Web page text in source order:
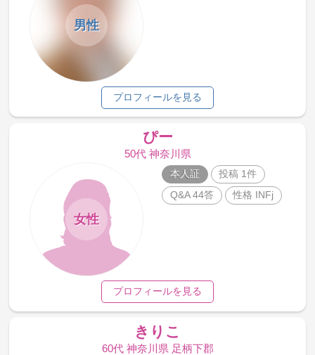
男性
プロフィールを見る
ぴー
50代 神奈川県
女性
本人証
投稿 1件
Q&A 44答
性格 INFj
プロフィールを見る
きりこ
60代 神奈川県 足柄下郡